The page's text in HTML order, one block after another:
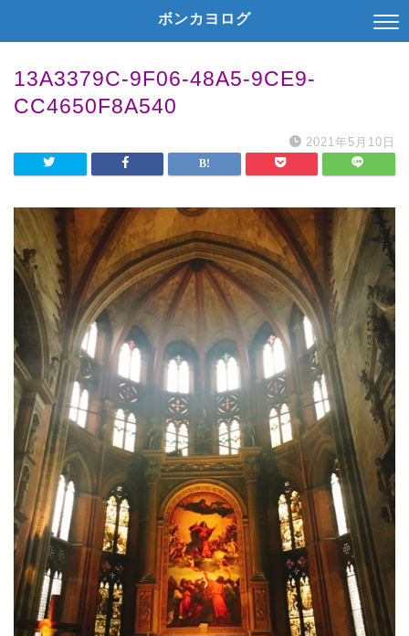
ボンカヨログ
13A3379C-9F06-48A5-9CE9-
CC4650F8A540
2021年5月10日